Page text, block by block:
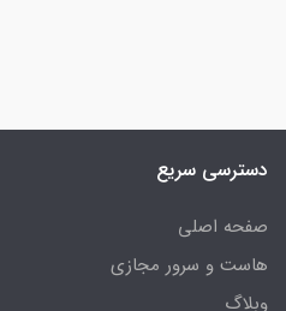
دسترسی سریع
صفحه اصلی
هاست و سرور مجازی
وبلاگ